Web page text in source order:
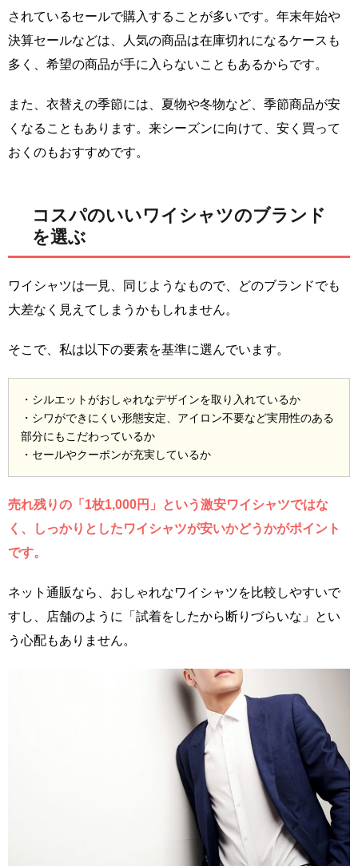
されているセールで購入することが多いです。年末年始や
決算セールなどは、人気の商品は在庫切れになるケースも
多く、希望の商品が手に入らないこともあるからです。
また、衣替えの季節には、夏物や冬物など、季節商品が安
くなることもあります。来シーズンに向けて、安く買って
おくのもおすすめです。
コスパのいいワイシャツのブランド
を選ぶ
ワイシャツは一見、同じようなもので、どのブランドでも
大差なく見えてしまうかもしれません。
そこで、私は以下の要素を基準に選んでいます。
・シルエットがおしゃれなデザインを取り入れているか
・シワができにくい形態安定、アイロン不要など実用性のある
部分にもこだわっているか
・セールやクーポンが充実しているか
売れ残りの「1枚1,000円」という激安ワイシャツではな
く、しっかりとしたワイシャツが安いかどうかがポイント
です。
ネット通販なら、おしゃれなワイシャツを比較しやすいで
すし、店舗のように「試着をしたから断りづらいな」とい
う心配もありません。